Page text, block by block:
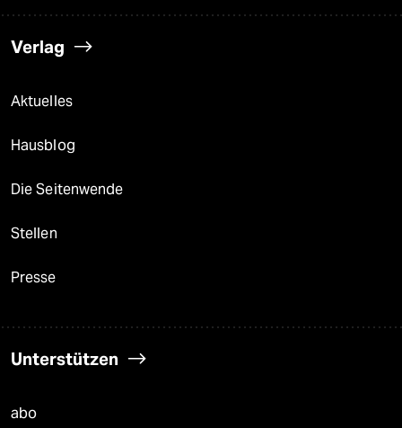
Verlag
Aktuelles
Hausblog
Die Seitenwende
Stellen
Presse
Unterstützen
abo